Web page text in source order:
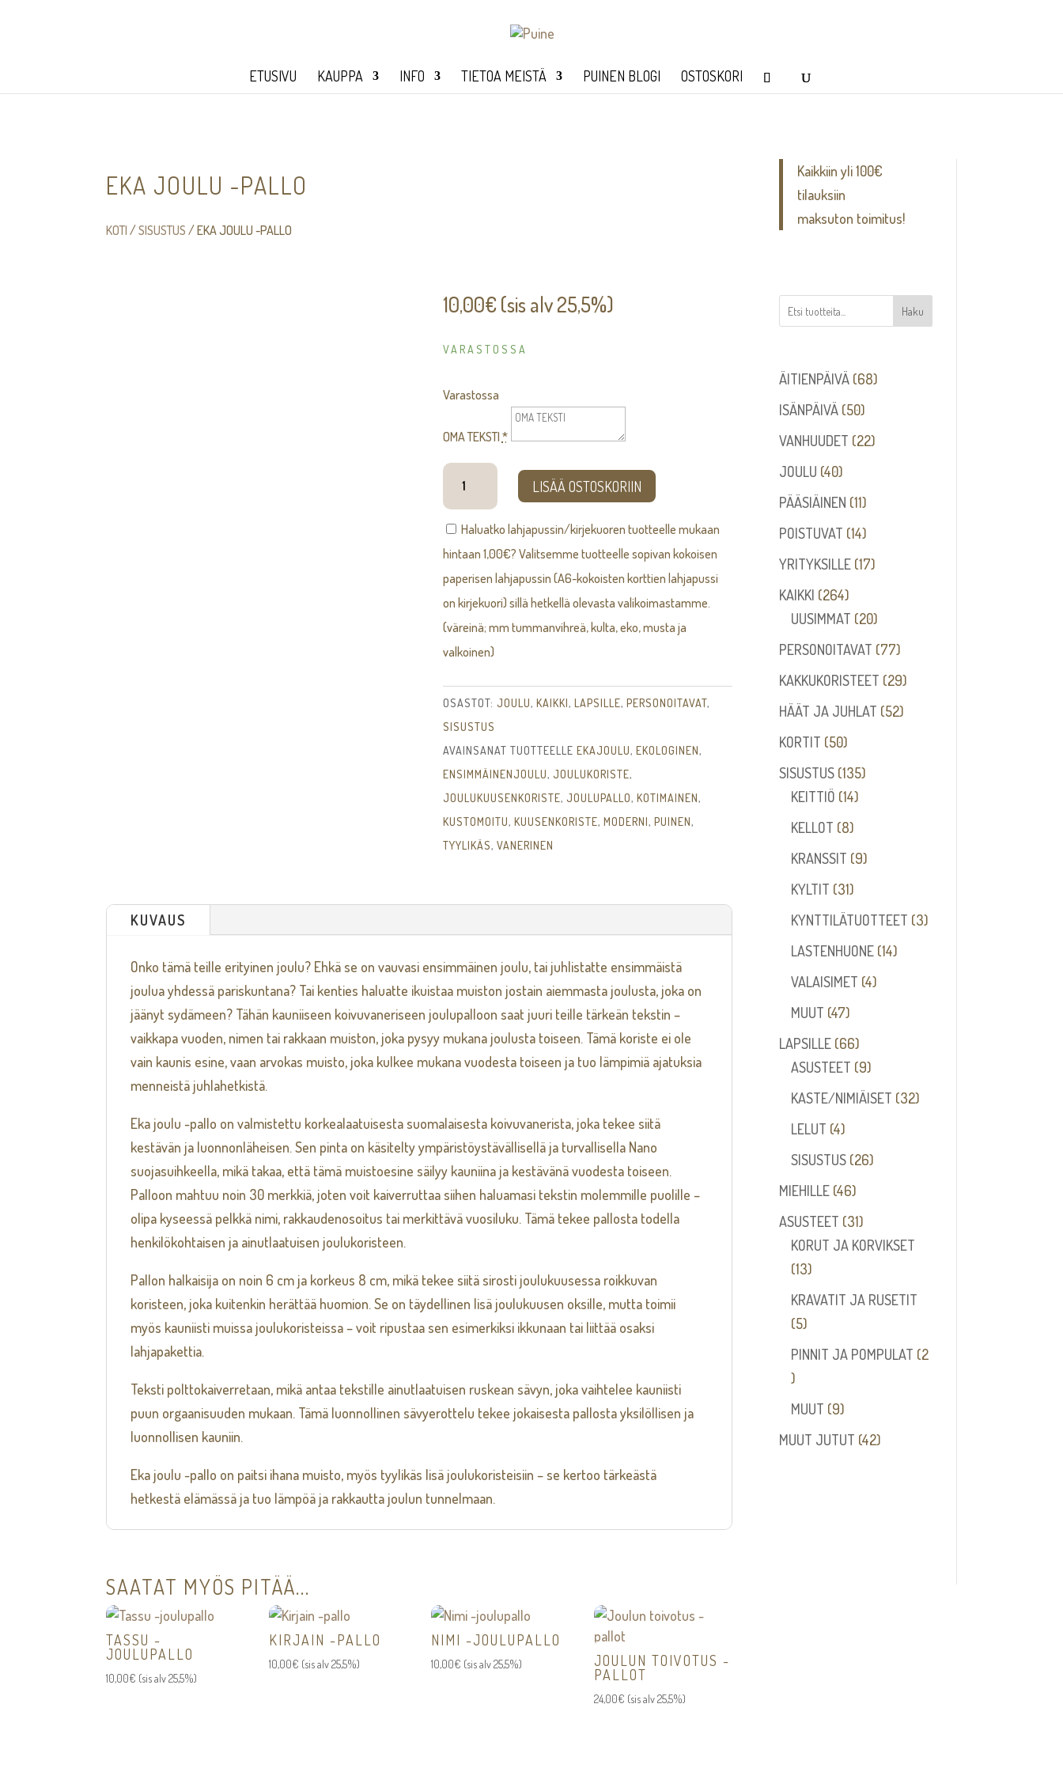
ETUSIVU KAUPPA INFO TIETOA MEISTÄ PUINEN BLOGI OSTOSKORI
EKA JOULU -PALLO
KOTI /SISUSTUS / EKA JOULU -PALLO
10,00€ (sis alv 25,5%)
VARASTOSSA
Varastossa
OMA TEKSTI *
Eka
-
pallo
LISÄÄ OSTOSKORIIN
Haluatko lahjapussin/kirjekuoren tuotteelle mukaan
hintaan 1,00€? Valitsemme tuotteelle sopivan kokoisen
paperisen lahjapussin (A6-kokoisten korttien lahjapussi
on kirjekuori) sillä hetkellä olevasta valikoimastamme.
(väreinä; mm tummanvihreä, kulta, eko, musta ja
valkoinen)
OSASTOT: JOULU, KAIKKI, LAPSILLE, PERSONOITAVAT,
SISUSTUS
AVAINSANAT TUOTTEELLE EKAJOULU, EKOLOGINEN,
ENSIMMÄINENJOULU, JOULUKORISTE,
JOULUKUUSENKORISTE, JOULUPALLO, KOTIMAINEN,
KUSTOMOITU, KUUSENKORISTE, MODERNI, PUINEN,
TYYLIKÄS, VANERINEN
KUVAUS
Onko tämä teille erityinen joulu? Ehkä se on vauvasi ensimmäinen joulu, tai juhlistatte ensimmäistä
joulua yhdessä pariskuntana? Tai kenties haluatte ikuistaa muiston jostain aiemmasta joulusta, joka on
jäänyt sydämeen? Tähän kauniiseen koivuvaneriseen joulupalloon saat juuri teille tärkeän tekstin –
vaikkapa vuoden, nimen tai rakkaan muiston, joka pysyy mukana joulusta toiseen. Tämä koriste ei ole
vain kaunis esine, vaan arvokas muisto, joka kulkee mukana vuodesta toiseen ja tuo lämpimiä ajatuksia
menneistä juhlahetkistä.
Eka joulu -pallo on valmistettu korkealaatuisesta suomalaisesta koivuvanerista, joka tekee siitä
kestävän ja luonnonläheisen. Sen pinta on käsitelty ympäristöystävällisellä ja turvallisella Nano
suojasuihkeella, mikä takaa, että tämä muistoesine säilyy kauniina ja kestävänä vuodesta toiseen.
Palloon mahtuu noin 30 merkkiä, joten voit kaiverruttaa siihen haluamasi tekstin molemmille puolille –
olipa kyseessä pelkkä nimi, rakkaudenosoitus tai merkittävä vuosiluku. Tämä tekee pallosta todella
henkilökohtaisen ja ainutlaatuisen joulukoristeen.
Pallon halkaisija on noin 6 cm ja korkeus 8 cm, mikä tekee siitä sirosti joulukuusessa roikkuvan
koristeen, joka kuitenkin herättää huomion. Se on täydellinen lisä joulukuusen oksille, mutta toimii
myös kauniisti muissa joulukoristeissa – voit ripustaa sen esimerkiksi ikkunaan tai liittää osaksi
lahjapakettia.
Teksti polttokaiverretaan, mikä antaa tekstille ainutlaatuisen ruskean sävyn, joka vaihtelee kauniisti
puun orgaanisuuden mukaan. Tämä luonnollinen sävyerottelu tekee jokaisesta pallosta yksilöllisen ja
luonnollisen kauniin.
Eka joulu -pallo on paitsi ihana muisto, myös tyylikäs lisä joulukoristeisiin – se kertoo tärkeästä
hetkestä elämässä ja tuo lämpöä ja rakkautta joulun tunnelmaan.
SAATAT MYÖS PITÄÄ...
TASSU -
JOULUPALLO
10,00€ (sis alv 25,5%)
KIRJAIN -PALLO
10,00€ (sis alv 25,5%)
NIMI -JOULUPALLO
10,00€ (sis alv 25,5%)
JOULUN TOIVOTUS -
PALLOT
24,00€ (sis alv 25,5%)
Kaikkiin yli 100€
tilauksiin
maksuton toimitus!
Haku
ÄITIENPÄIVÄ 6868
ISÄNPÄIVÄ 5050
tuotetta
VANHUUDET 2222
JOULU 4040
tuotetta
PÄÄSIÄINEN 1111
tuotetta
POISTUVAT 1414
tuotetta
YRITYKSILLE 1717
KAIKKI 264264
tuotetta
UUSIMMAT 2020
tuotetta
PERSONOITAVAT 7777
tuotetta
KAKKUKORISTEET 2929
tuotetta
HÄÄT JA JUHLAT 5252
KORTIT 5050
tuotetta
SISUSTUS 135135
KEITTIÖ 1414
KELLOT 88
tuotetta
KRANSSIT 99
KYLTIT 3131
tuotetta
KYNTTILÄTUOTTEET 33
LASTENHUONE 1414
VALAISIMET 44
MUUT 4747
tuotetta
LAPSILLE 6666
tuotetta
ASUSTEET 99
tuotetta
KASTE/NIMIÄISET 3232
LELUT 44
tuotetta
SISUSTUS 2626
MIEHILLE 4646
tuotetta
ASUSTEET 3131
tuotetta
KORUT JA KORVIKSET
1313
tuotetta
KRAVATIT JA RUSETIT
55
tuotetta
PINNIT JA POMPULAT 2
2
tuotetta
MUUT 99
tuotetta
MUUT JUTUT 4242